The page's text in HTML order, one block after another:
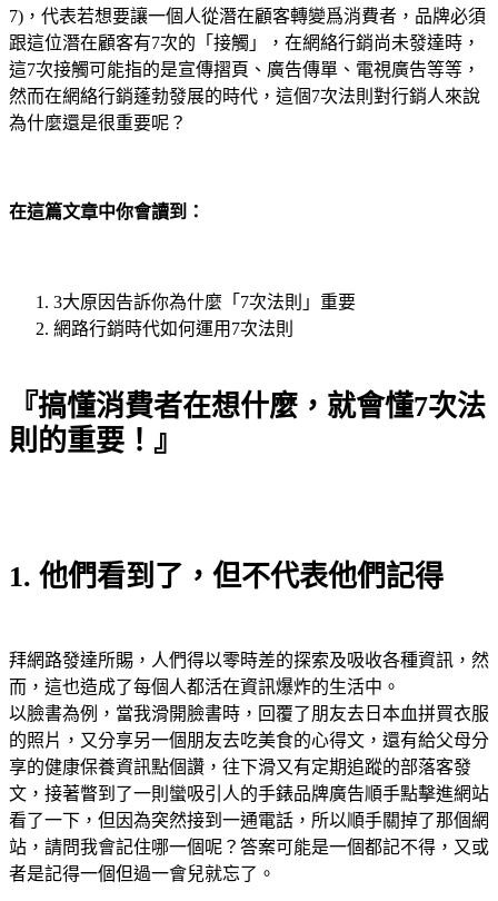
7)，代表若想要讓一個人從潛在顧客轉變爲消費者，品牌必須
跟這位潛在顧客有7次的「接觸」，在網絡行銷尚未發達時，
這7次接觸可能指的是宣傳摺頁、廣告傳單、電視廣告等等，
然而在網絡行銷蓬勃發展的時代，這個7次法則對行銷人來說
為什麼還是很重要呢？
在這篇文章中你會讀到：
3大原因告訴你為什麼「7次法則」重要
網路行銷時代如何運用7次法則
『搞懂消費者在想什麼，就會懂7次法
則的重要！』
1. 他們看到了，但不代表他們記得
拜網路發達所賜，人們得以零時差的探索及吸收各種資訊，然
而，這也造成了每個人都活在資訊爆炸的生活中。
以臉書為例，當我滑開臉書時，回覆了朋友去日本血拼買衣服
的照片，又分享另一個朋友去吃美食的心得文，還有給父母分
享的健康保養資訊點個讚，往下滑又有定期追蹤的部落客發
文，接著瞥到了一則蠻吸引人的手錶品牌廣告順手點擊進網站
看了一下，但因為突然接到一通電話，所以順手關掉了那個網
站，請問我會記住哪一個呢？答案可能是一個都記不得，又或
者是記得一個但過一會兒就忘了。